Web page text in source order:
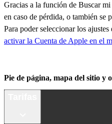
Gracias a la función de Buscar
en caso de pérdida, o también se
Para poder seleccionar los
activar la Cuenta de Apple en el
Pie de página, mapa del sitio y